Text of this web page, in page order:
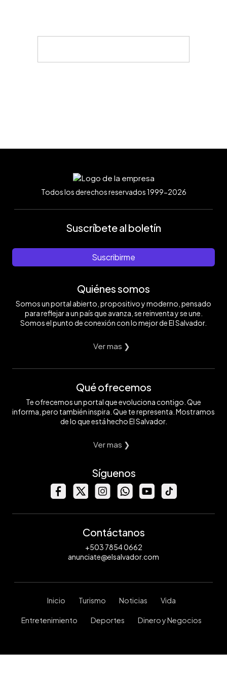
Todos los derechos reservados 1999-2026
Suscríbete al boletín
Suscribirme
Quiénes somos
Somos un portal abierto, propositivo y moderno, pensado
para reflejar a un país que avanza, se reinventa y se une.
Somos el punto de conexión con lo mejor de El Salvador.
Ver mas ❯
Qué ofrecemos
Te ofrecemos un portal que evoluciona contigo. Que
informa, pero también inspira. Que te representa. Mostramos
de lo que está hecho El Salvador.
Ver mas ❯
Síguenos
Contáctanos
+503 7854 0662
anunciate@elsalvador.com
Inicio Turismo Noticias Vida
Entretenimiento Deportes Dinero y Negocios